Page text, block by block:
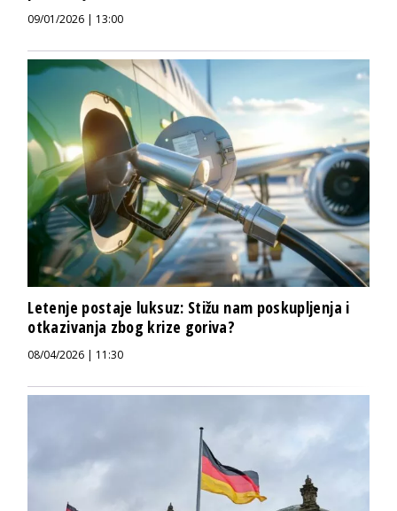
09/01/2026 | 13:00
Letenje postaje luksuz: Stižu nam poskupljenja i
otkazivanja zbog krize goriva?
08/04/2026 | 11:30